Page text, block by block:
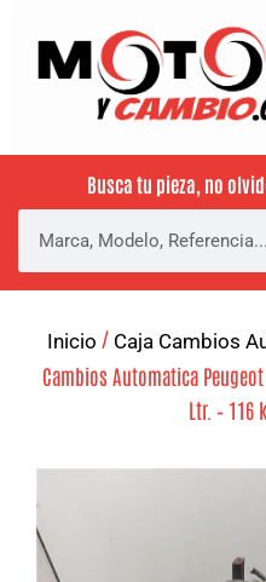
Busca tu pieza, no
Inicio / Caja Cambios
Cambios Automatica
Ltr. – 116